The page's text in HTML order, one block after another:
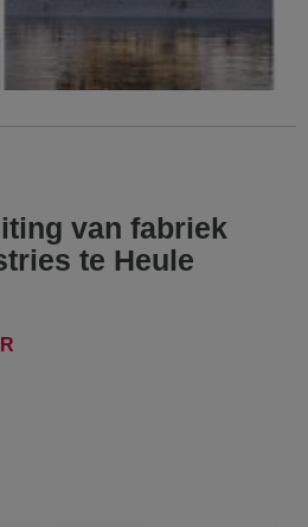
van fabriek
te Heule